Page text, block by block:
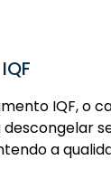
IQF, o
a